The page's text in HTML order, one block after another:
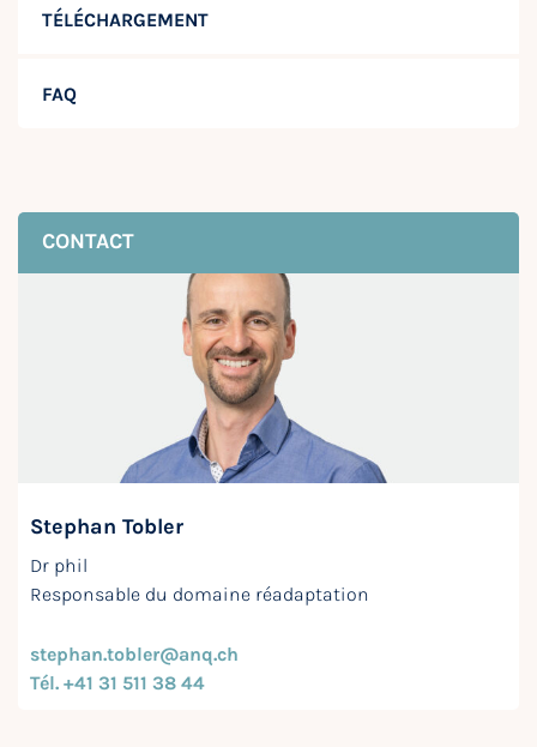
TÉLÉCHARGEMENT
FAQ
CONTACT
Stephan Tobler
Dr phil
Responsable du domaine réadaptation
stephan.tobler@anq.ch
Tél. +41 31 511 38 44